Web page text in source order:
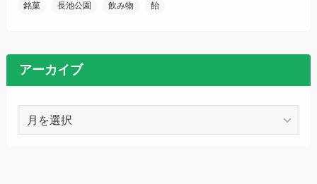
銘菓 長池公園 飲み物 飴
アーカイブ